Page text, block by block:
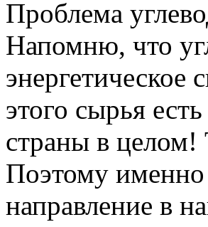
Проблема
Напомню, что
энергетическое
этого сырья
страны в целом!
Поэтому
направление в